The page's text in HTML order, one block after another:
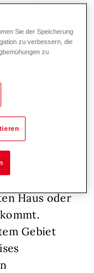
nicht
Haus oder
Gebiet
Sie der Speicherung
zu verbessern, die
zu